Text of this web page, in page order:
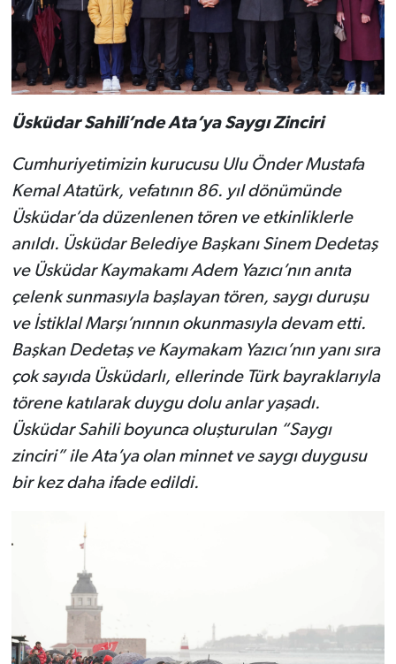
Üsküdar Sahili’nde Ata’ya Saygı Zinciri
Cumhuriyetimizin kurucusu Ulu Önder Mustafa
Kemal Atatürk, vefatının 86. yıl dönümünde
Üsküdar’da düzenlenen tören ve etkinliklerle
anıldı. Üsküdar Belediye Başkanı Sinem Dedetaş
ve Üsküdar Kaymakamı Adem Yazıcı’nın anıta
çelenk sunmasıyla başlayan tören, saygı duruşu
ve İstiklal Marşı’nınnın okunmasıyla devam etti.
Başkan Dedetaş ve Kaymakam Yazıcı’nın yanı sıra
çok sayıda Üsküdarlı, ellerinde Türk bayraklarıyla
törene katılarak duygu dolu anlar yaşadı.
Üsküdar Sahili boyunca oluşturulan “Saygı
zinciri” ile Ata’ya olan minnet ve saygı duygusu
bir kez daha ifade edildi.